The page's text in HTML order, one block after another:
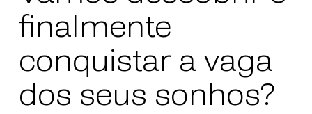
finalmente
conquistar a vaga
dos seus sonhos?